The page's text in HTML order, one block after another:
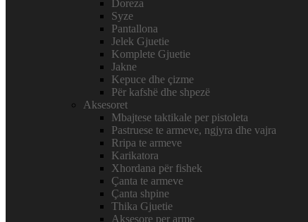
Doreza
Syze
Pantallona
Jelek Gjuetie
Komplete Gjuetie
Jakne
Kepuce dhe çizme
Për kafshë dhe shpezë
Aksesoret
Mbajtese taktikale per pistoleta
Pastruese te armeve, ngjyra dhe vajra
Rripa te armeve
Karikatora
Xhordana për fishek
Çanta te armeve
Çanta shpine
Thika Gjuetie
Aksesore per arme